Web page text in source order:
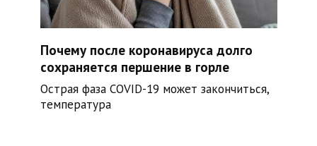
Почему после коронавируса долго
сохраняется першение в горле
Острая фаза COVID-19 может закончиться,
температура